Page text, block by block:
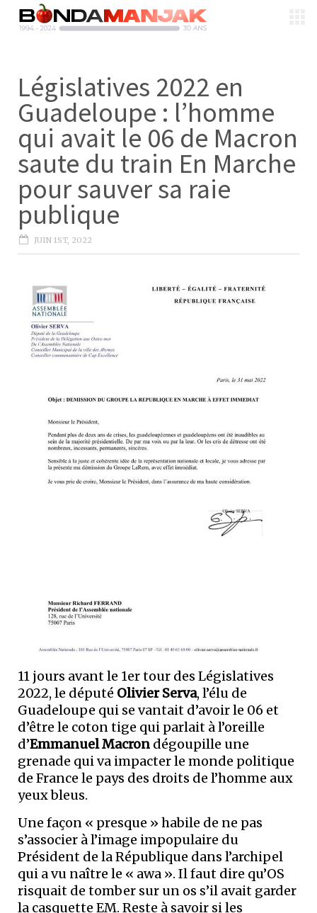
Législatives 2022 en
Guadeloupe : l’homme
qui avait le 06 de Macron
saute du train En Marche
pour sauver sa raie
publique
JUIN 1ST, 2022
11 jours avant le 1er tour des Législatives
2022, le député Olivier Serva, l’élu de
Guadeloupe qui se vantait d’avoir le 06 et
d’être le coton tige qui parlait à l’oreille
d’Emmanuel Macron dégoupille une
grenade qui va impacter le monde politique
de France le pays des droits de l’homme aux
yeux bleus.
Une façon « presque » habile de ne pas
s’associer à l’image impopulaire du
Président de la République dans l’archipel
qui a vu naître le « awa ». Il faut dire qu’OS
risquait de tomber sur un os s’il avait garder
la casquette EM. Reste à savoir si les